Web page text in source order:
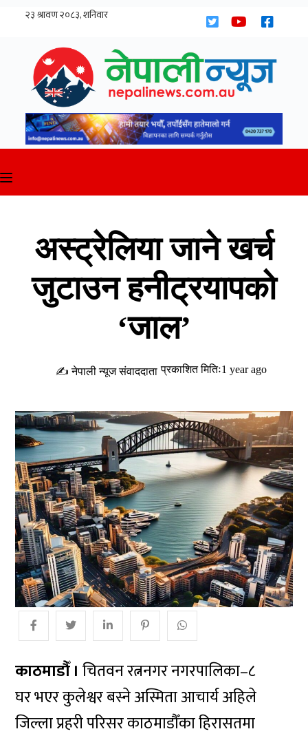
अस्ट्रेलिया जाने खर्च
जुटाउन हनीट्रयापको
‘जाल’
✍ नेपाली न्यूज संवाददाता प्रकाशित मितिः1 year ago
काठमाडौँ । चितवन रत्ननगर नगरपालिका–८
घर भएर कुलेश्वर बस्ने अस्मिता आचार्य अहिले
जिल्ला प्रहरी परिसर काठमाडौँका हिरासतमा